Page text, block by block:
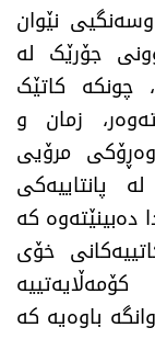
نێوان
جۆرێک لە
چونکە کاتێک
زمان و
مرۆیی
پانتاییەکی
دەبینێتەوە کە
خۆی
باوەیە کە